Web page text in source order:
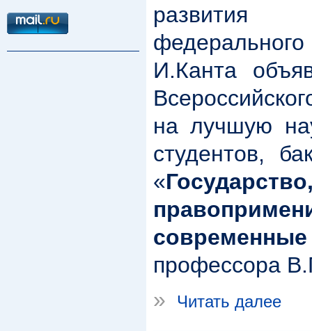
И.Канта
на лучшую
студентов,
«
профессора
»
Читать далее